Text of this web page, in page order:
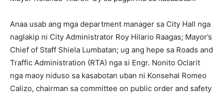
Anaa usab ang mga department manager sa City Hall nga
naglakip ni City Administrator Roy Hilario Raagas; Mayor’s
Chief of Staff Shiela Lumbatan; ug ang hepe sa Roads and
Traffic Administration (RTA) nga si Engr. Nonito Oclarit
nga maoy niduso sa kasabotan uban ni Konsehal Romeo
Calizo, chairman sa committee on public order and safety